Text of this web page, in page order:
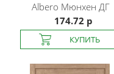
Albero Мюнхен ДГ
174.72 р